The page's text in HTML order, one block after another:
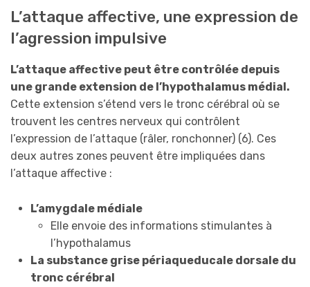
L’attaque affective, une expression de
l’agression impulsive
L’attaque affective peut être contrôlée depuis
une grande extension de l’hypothalamus médial.
Cette extension s’étend vers le tronc cérébral où se
trouvent les centres nerveux qui contrôlent
l’expression de l’attaque (râler, ronchonner) (6). Ces
deux autres zones peuvent être impliquées dans
l’attaque affective :
L’amygdale médiale
Elle envoie des informations stimulantes à
l’hypothalamus
La substance grise périaqueducale dorsale du
tronc cérébral